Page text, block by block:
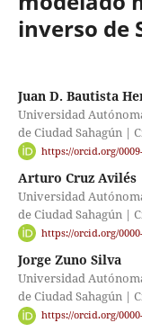
inverso de
Juan D. Bautista
Universidad
de Ciudad Sahagún |
https://orcid.org/
Arturo Cruz Avilés
Universidad
de Ciudad Sahagún |
https://orcid.org/
Jorge Zuno Silva
Universidad
de Ciudad Sahagún |
https://orcid.org/